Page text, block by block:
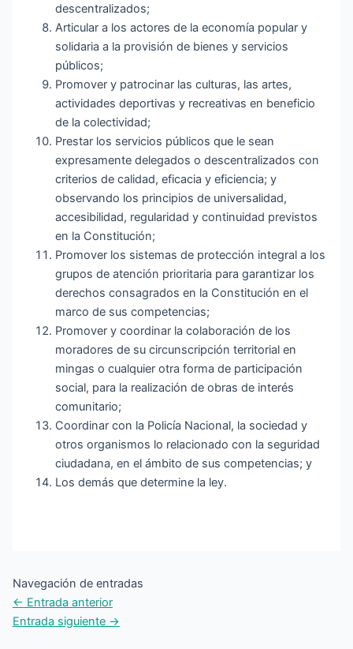
descentralizados;
Articular a los actores de la economía popular y
solidaria a la provisión de bienes y servicios
públicos;
Promover y patrocinar las culturas, las artes,
actividades deportivas y recreativas en beneficio
de la colectividad;
Prestar los servicios públicos que le sean
expresamente delegados o descentralizados con
criterios de calidad, eficacia y eficiencia; y
observando los principios de universalidad,
accesibilidad, regularidad y continuidad previstos
en la Constitución;
Promover los sistemas de protección integral a los
grupos de atención prioritaria para garantizar los
derechos consagrados en la Constitución en el
marco de sus competencias;
Promover y coordinar la colaboración de los
moradores de su circunscripción territorial en
mingas o cualquier otra forma de participación
social, para la realización de obras de interés
comunitario;
Coordinar con la Policía Nacional, la sociedad y
otros organismos lo relacionado con la seguridad
ciudadana, en el ámbito de sus competencias; y
Los demás que determine la ley.
Navegación de entradas
← Entrada anterior
Entrada siguiente →